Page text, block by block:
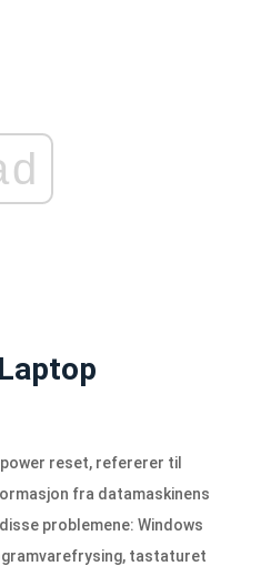
reset, refererer til
fra datamaskinens
problemene: Windows
tastaturet